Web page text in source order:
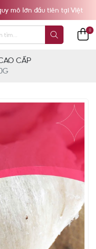
mô lớn đầu tiên tại Việt
CẤP